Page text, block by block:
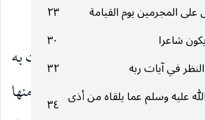
على المجرمين يوم القيامة
٢٣
شاعرا
٣٠
في آيات ربه
٣٢
عليه وسلم عما يلقاه من أذى ٣٤
حالها ، وحمد جميل أمرها قال :
فقد كفى ما قامت به من حضر دلت به
، وأنها أهل لأن تقوم بما يطلب منها